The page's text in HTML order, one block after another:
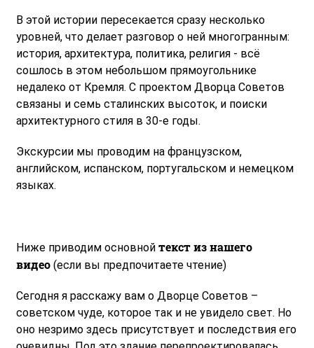
В этой истории пересекается сразу несколько
уровней, что делает разговор о ней многогранным:
история, архитектура, политика, религия - всё
сошлось в этом небольшом прямоугольнике
недалеко от Кремля. С проектом Дворца Советов
связаны и семь сталинских высоток, и поиски
архитектурного стиля в 30-е годы.
Экскурсии мы проводим на французском,
английском, испанском, португальском и немецком
языках.
Ниже приводим основной текст из нашего
видео (если вы предпочитаете чтение)
Сегодня я расскажу вам о Дворце Советов –
советском чуде, которое так и не увидело свет. Но
оно незримо здесь присутствует и последствия его